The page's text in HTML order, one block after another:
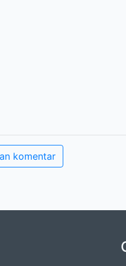
komentar